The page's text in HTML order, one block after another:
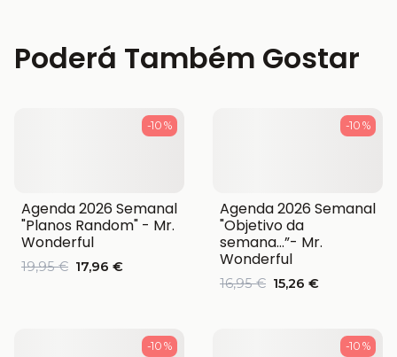
Poderá Também Gostar
-10 %
Agenda 2026 Semanal
"Planos Random" - Mr.
Wonderful
19,95 € 17,96 €
-10 %
Agenda 2026 Semanal
"Objetivo da
semana…”- Mr.
Wonderful
16,95 € 15,26 €
-10 % -10 %